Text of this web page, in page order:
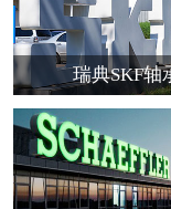
瑞典SKF轴